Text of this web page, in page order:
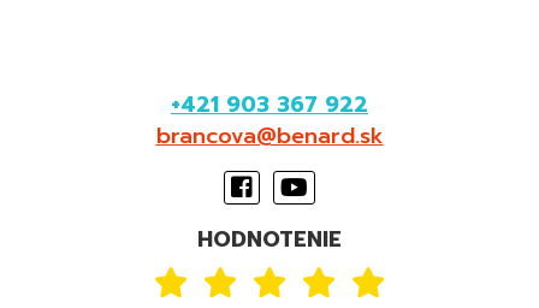
+421 903 367 922
brancova@benard.sk
HODNOTENIE